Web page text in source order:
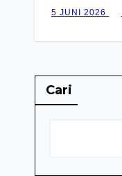
5 JUNI 2026
Cari